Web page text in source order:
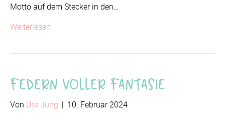
Motto auf dem Stecker in den…
Weiterlesen
Federn voller Fantasie
Von Ute Jung | 10. Februar 2024